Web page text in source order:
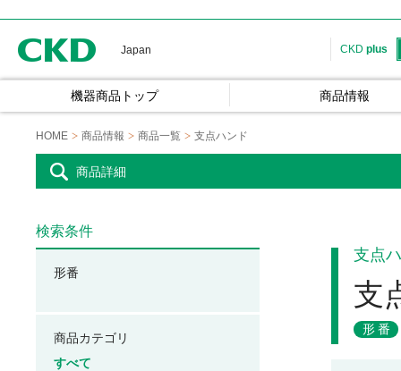
Japan CKD plus
機器商品トップ 商品情報
HOME 商品情報 商品一覧 支点ハンド
商品詳細
支点
支
形番
検索条件
形番
商品カテゴリ
すべて